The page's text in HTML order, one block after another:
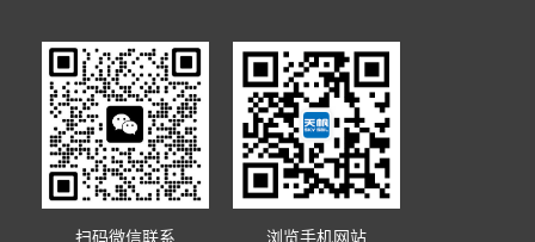
扫码微信联系 浏览手机网站